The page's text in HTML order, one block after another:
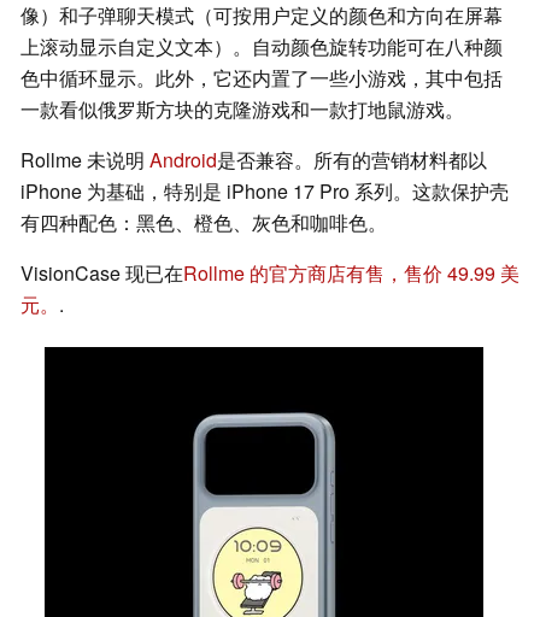
像）和子弹聊天模式（可按用户定义的颜色和方向在屏幕
上滚动显示自定义文本）。自动颜色旋转功能可在八种颜
色中循环显示。此外，它还内置了一些小游戏，其中包括
一款看似俄罗斯方块的克隆游戏和一款打地鼠游戏。
Rollme 未说明 Android是否兼容。所有的营销材料都以
iPhone 为基础，特别是 iPhone 17 Pro 系列。这款保护壳
有四种配色：黑色、橙色、灰色和咖啡色。
VisionCase 现已在Rollme 的官方商店有售，售价 49.99 美
元。 .